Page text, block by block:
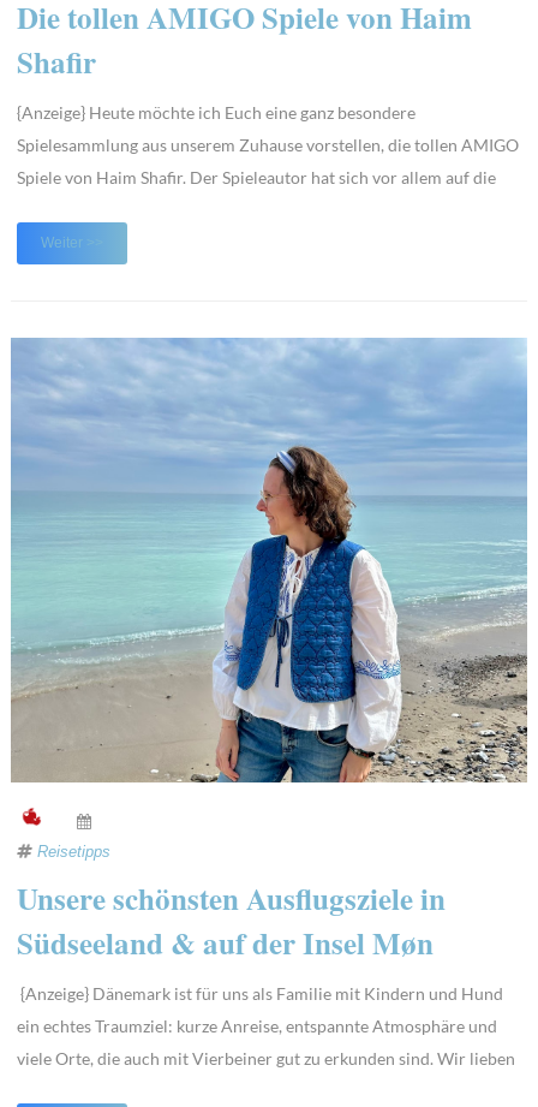
Die tollen AMIGO Spiele von Haim
Shafir
{Anzeige} Heute möchte ich Euch eine ganz besondere
Spielesammlung aus unserem Zuhause vorstellen, die tollen AMIGO
Spiele von Haim Shafir. Der Spieleautor hat sich vor allem auf die
Spiele begeistern seit vielen Jahren Spielefans auf der ganzen
Weiter >>
Reisetipps
Unsere schönsten Ausflugsziele in
Südseeland & auf der Insel Møn
{Anzeige} Dänemark ist für uns als Familie mit Kindern und Hund
ein echtes Traumziel: kurze Anreise, entspannte Atmosphäre und
viele Orte, die auch mit Vierbeiner gut zu erkunden sind. Wir lieben